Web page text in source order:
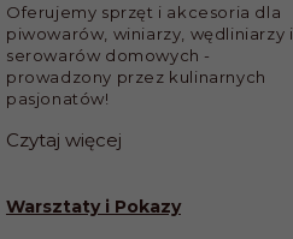
Oferujemy sprzęt i akcesoria dla
piwowarów, winiarzy, wędliniarzy i
serowarów domowych -
prowadzony przez kulinarnych
pasjonatów!
Czytaj więcej
Warsztaty i Pokazy